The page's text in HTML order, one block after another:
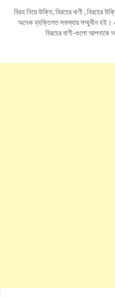
বিরহ নিয়ে উক্তি, বিরহের বাণী , বিরহের
অনেক ব্যক্তিগত সমস্যার সম্মুখীন হই।
বিরহের বাণী-গুলো আপনাকে